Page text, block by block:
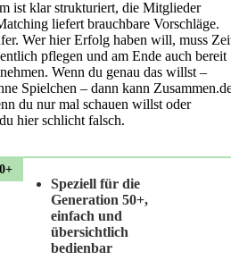
ist klar strukturiert, die Mitglieder
liefert brauchbare Vorschläge.
Wer hier Erfolg haben will, muss
pflegen und am Ende auch bereit
Wenn du genau das willst –
Spielchen – dann kann
du nur mal schauen willst oder
hier schlicht falsch.
Speziell für die
Generation 50+,
einfach und
übersichtlich
bedienbar